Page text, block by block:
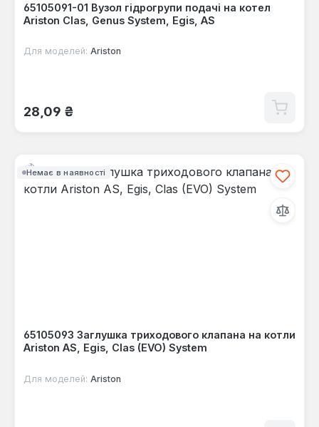
65105091-01 Вузол гідрогрупи подачі на котел
Ariston Clas, Genus System, Egis, AS
Для моделей: Ariston
Звичайна ціна:
28,09 ₴
Немає в наявності
65105093 Заглушка триходового клапана на котли
Ariston AS, Egis, Clas (EVO) System
Для моделей: Ariston